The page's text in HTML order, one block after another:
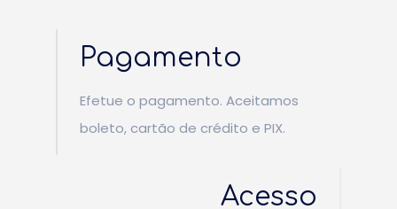
Pagamento
Efetue o pagamento. Aceitamos
boleto, cartão de crédito e PIX.
Acesso